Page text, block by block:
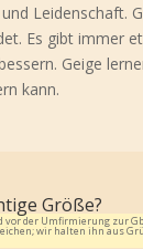
Leidenschaft.
Es gibt immer
Geige
kann.
Größe?
der Umfirmierung zur
wir halten ihn aus